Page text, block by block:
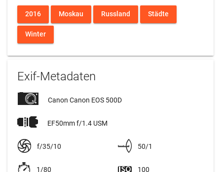
2016 Moskau Russland Städte
Winter
Exif-Metadaten
Canon Canon EOS 500D
EF50mm f/1.4 USM
f/35/10 50/1
1/80 100